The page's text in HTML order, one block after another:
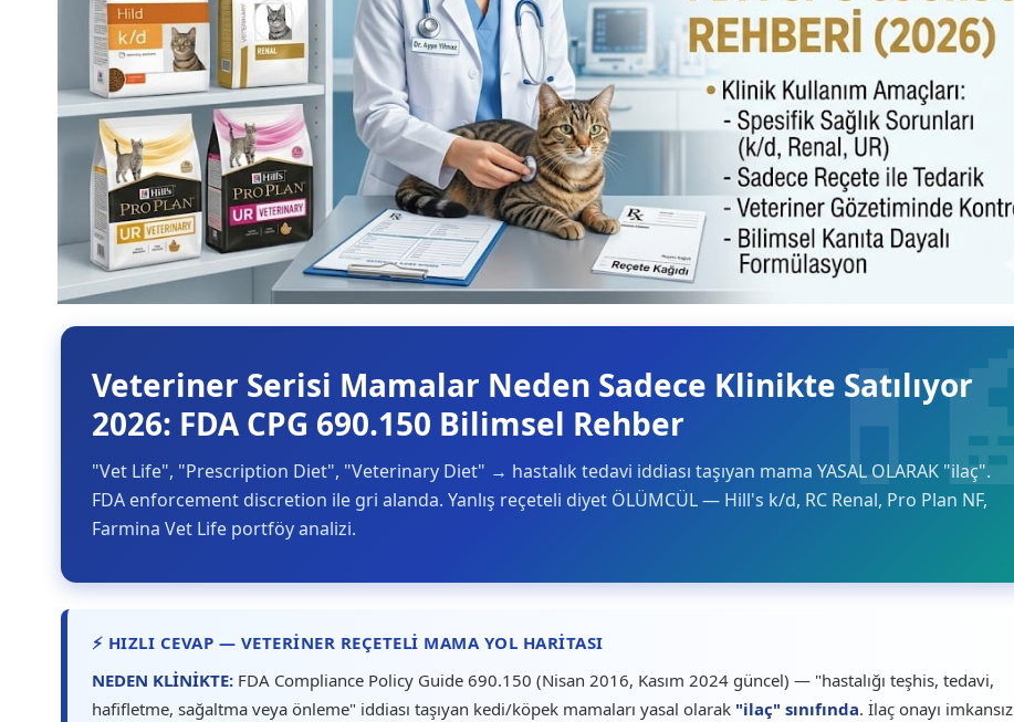
Veteriner Serisi Mamalar Neden Sadece Klinikte Satılıyor
2026: FDA CPG 690.150 Bilimsel Rehber
"Vet Life", "Prescription Diet", "Veterinary Diet" → hastalık tedavi iddiası taşıyan mama YASAL OLARAK "ilaç".
FDA enforcement discretion ile gri alanda. Yanlış reçeteli diyet ÖLÜMCÜL — Hill's k/d, RC Renal, Pro Plan NF,
Farmina Vet Life portföy analizi.
⚡ HIZLI CEVAP — VETERINER REÇETELI MAMA YOL HARITASI
NEDEN KLİNİKTE:FDA Compliance Policy Guide 690.150 (Nisan 2016, Kasım 2024 güncel) — "hastalığı teşhis, tedavi,
hafifletme, sağaltma veya önleme" iddiası taşıyan kedi/köpek mamaları yasal olarak "ilaç" sınıfında. İlaç onayı imkansız